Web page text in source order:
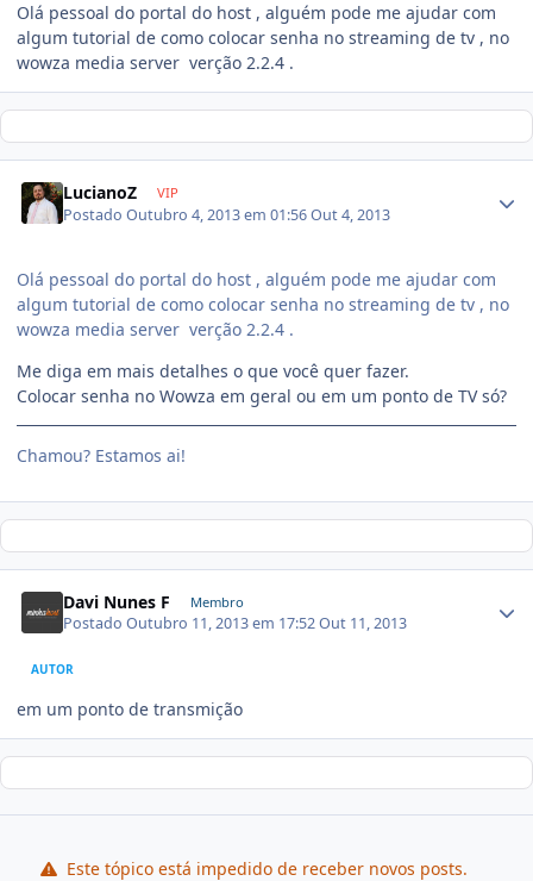
Olá pessoal do portal do host , alguém pode me ajudar com
algum tutorial de como colocar senha no streaming de tv , no
wowza media server verção 2.2.4 .
LucianoZ VIP
PostadoOutubro 4, 2013 em 01:56Out 4, 2013
Olá pessoal do portal do host , alguém pode me ajudar com
algum tutorial de como colocar senha no streaming de tv , no
wowza media server verção 2.2.4 .
Me diga em mais detalhes o que você quer fazer.
Colocar senha no Wowza em geral ou em um ponto de TV só?
Chamou? Estamos ai!
Davi Nunes F Membro
PostadoOutubro 11, 2013 em 17:52Out 11, 2013
AUTOR
em um ponto de transmição
Este tópico está impedido de receber novos posts.